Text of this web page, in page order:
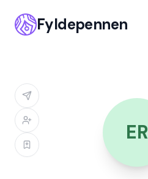
Fyldepennen
ER